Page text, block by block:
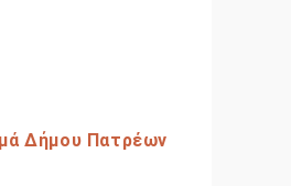
Δήμου Πατρέων